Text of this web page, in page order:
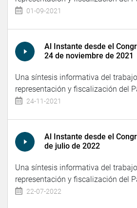
01-09-2021
Al Instante desde el
24 de noviembre de 2021
Una síntesis informativa del
representación y fiscalización del
24-11-2021
Al Instante desde el
de julio de 2022
Una síntesis informativa del
representación y fiscalización del
22-07-2022